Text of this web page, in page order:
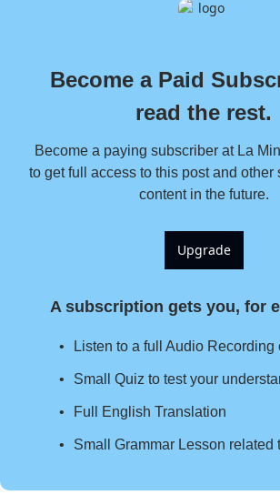
Become a Paid
read the rest.
Become a paying subscriber at La
to get full access to this post and other
content in the future.
Upgrade
A subscription gets you, for
Listen to a full Audio Recording
Small Quiz to test your
Full English Translation
Small Grammar Lesson related